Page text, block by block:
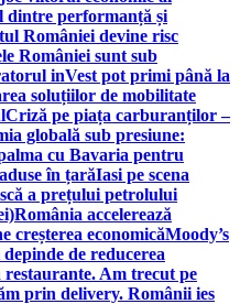
performanță și
României devine risc
României sunt sub
inVest pot primi până la
soluțiilor de mobilitate
Criză pe piața carburanților –
globală sub presiune:
cu Bavaria pentru
în țarăIasi pe scena
a prețului petrolului
România accelerează
creșterea economicăMoody’s
de reducerea
restaurante. Am trecut pe
prin delivery. Românii ies